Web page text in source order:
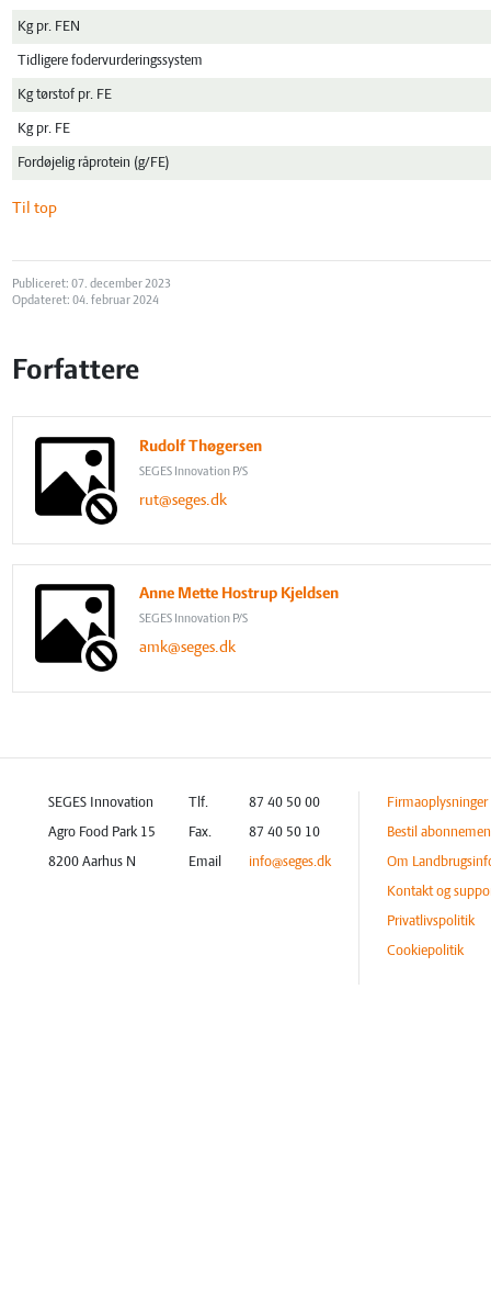
Kg pr. FEN
Tidligere fodervurderingssystem
Kg tørstof pr. FE
Kg pr. FE
Fordøjelig råprotein (g/FE)
Til top
Publiceret: 07. december 2023
Opdateret: 04. februar 2024
Forfattere
Rudolf Thøgersen
SEGES Innovation P/S
rut@seges.dk
Anne Mette Hostrup Kjeldsen
SEGES Innovation P/S
amk@seges.dk
SEGES Innovation
Agro Food Park 15
8200 Aarhus N
Tlf.
87 40 50 00
Fax.
87 40 50 10
Email
info@seges.dk
Firmaoplysninger
Bestil
Om
Kontakt og
Privatlivspolitik
Cookiepolitik